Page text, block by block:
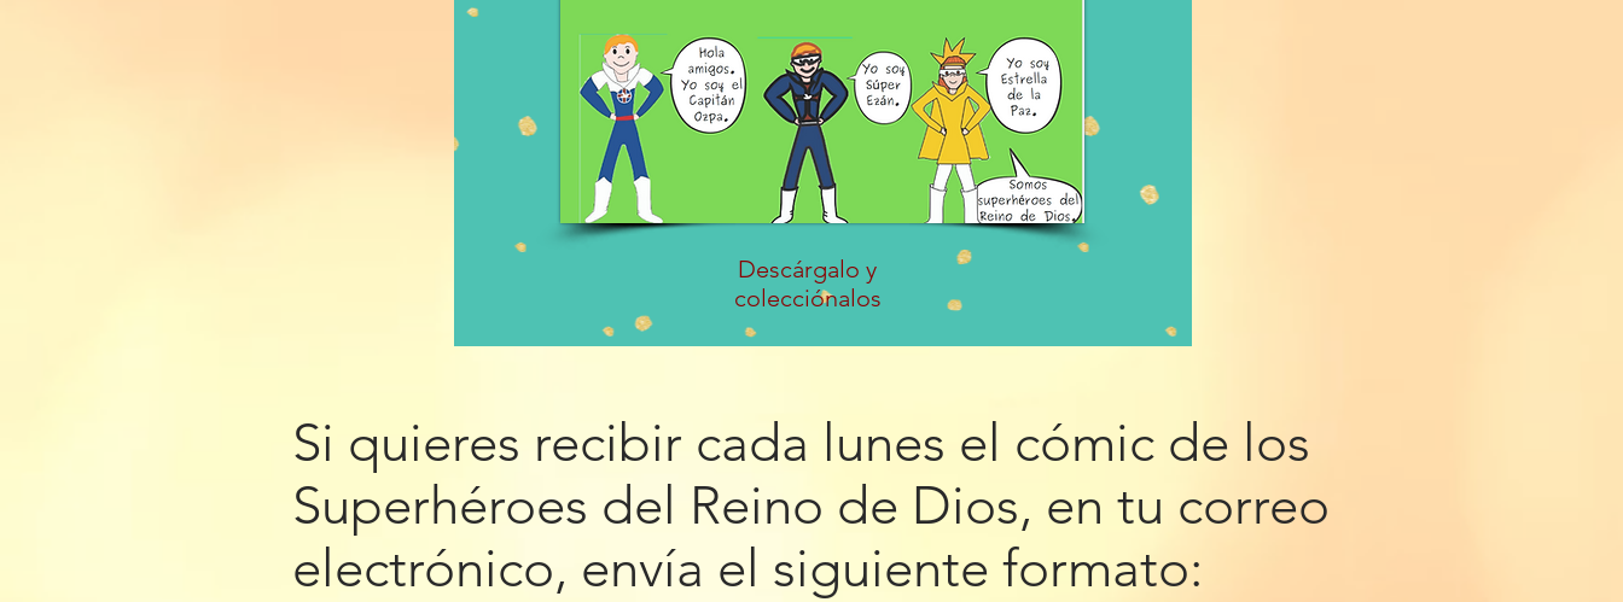
Descárgalo y
colecciónalos
Si quieres recibir cada lunes el cómic de los
Superhéroes del Reino de Dios, en tu correo
electrónico, envía el siguiente formato: